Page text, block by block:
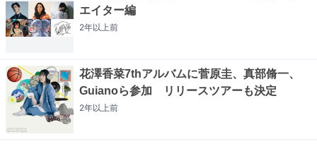
エイター編
2年以上前
花澤香菜7thアルバムに菅原圭、真部脩一、
Guianoら参加 リリースツアーも決定
2年以上前